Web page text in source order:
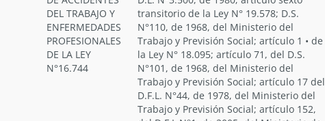
DEL TRABAJO Y
ENFERMEDADES
PROFESIONALES
DE LA LEY
N°16.744
transitorio de la Ley N° 19.578; D.S.
N°110, de 1968, del Ministerio del
Trabajo y Previsión Social; artículo 1 • de
la Ley N° 18.095; artículo 71, del D.S.
N°101, de 1968, del Ministerio del
Trabajo y Previsión Social; artículo 17 del
D.F.L. N°44, de 1978, del Ministerio del
Trabajo y Previsión Social; artículo 152,